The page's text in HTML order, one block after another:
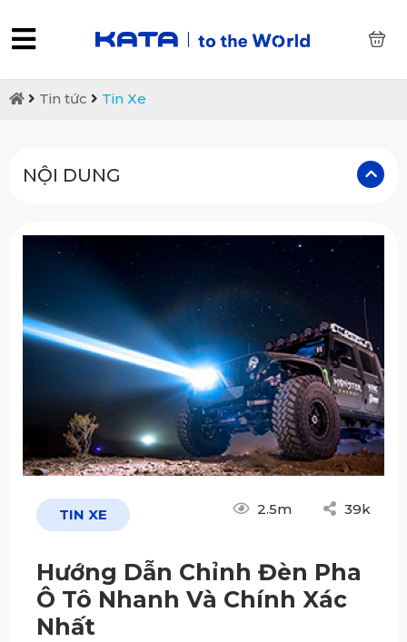
Tin tức Tin Xe
NỘI DUNG
TIN XE 2.5m 39k
Hướng Dẫn Chỉnh Đèn Pha
Ô Tô Nhanh Và Chính Xác
Nhất